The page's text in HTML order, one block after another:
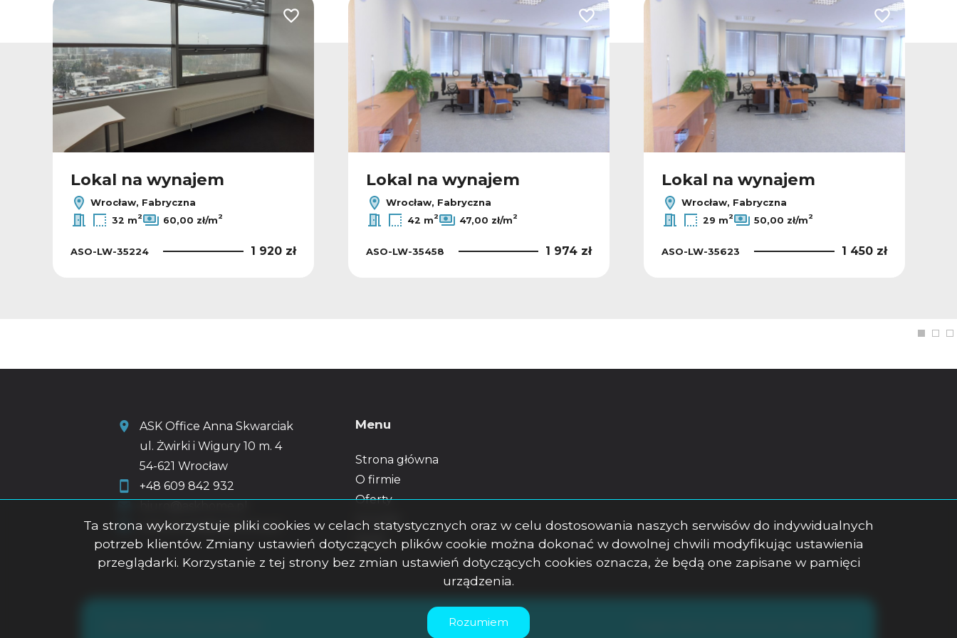
Dodaj do ulubionych
Lokal na wynajem
Wrocław, Fabryczna
32 m2 60,00 zł/m2
ASO-LW-35224 1 920 zł
Dodaj do ulubionych
Lokal na wynajem
Wrocław, Fabryczna
42 m2 47,00 zł/m2
ASO-LW-35458 1 974 zł
Dodaj do
Lokal na wynajem
Wrocław, Fabryczna
29 m2 50,00 zł/m2
ASO-LW-35623 1 450 zł
ASK Office Anna Skwarciak
ul. Żwirki i Wigury 10 m. 4
54-621 Wrocław
+48 609 842 932
a.skwarciak@askhome.pl
Menu
Strona główna
O firmie
Oferty
Kontakt
Rodo
Ta strona wykorzystuje pliki cookies w celach statystycznych oraz w celu dostosowania naszych serwisów do indywidualnych
potrzeb klientów. Zmiany ustawień dotyczących plików cookie można dokonać w dowolnej chwili modyfikując ustawienia
przeglądarki. Korzystanie z tej strony bez zmian ustawień dotyczących cookies oznacza, że będą one zapisane w pamięci
urządzenia.
Rozumiem